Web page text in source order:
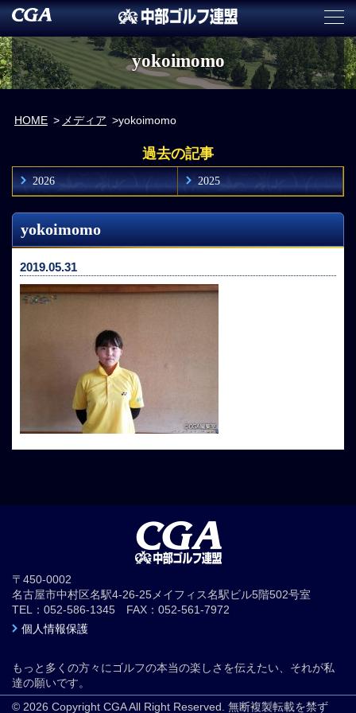
yokoimomo
HOME メディア yokoimomo
過去の記事
2026 2025
yokoimomo
2019.05.31
〒450-0002
名古屋市中村区名駅4-26-25メイフィス名駅ビル5階502号室
TEL：052-586-1345 FAX：052-561-7972
個人情報保護
もっと多くの方々にゴルフの本当の楽しさを伝えたい、それが私
達の願いです。
© 2026 Copyright CGA All Right Reserved. 無断複製転載を禁ず